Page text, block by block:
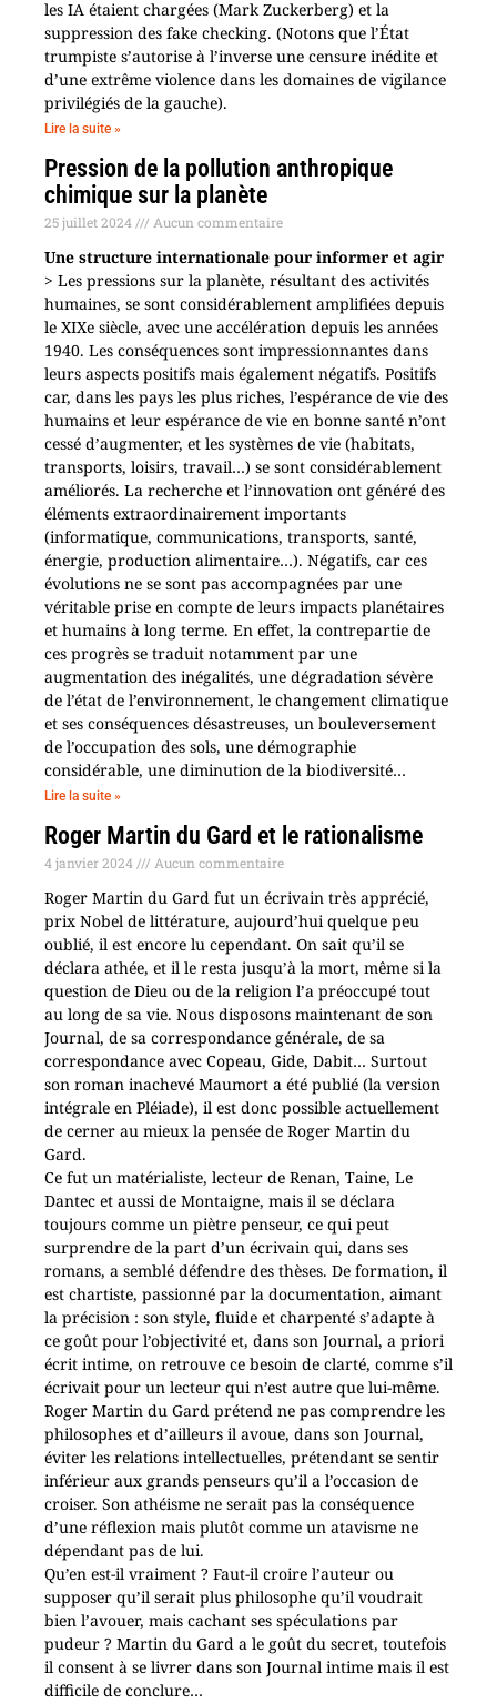
les IA étaient chargées (Mark Zuckerberg) et la
suppression des fake checking. (Notons que l’État
trumpiste s’autorise à l’inverse une censure inédite et
d’une extrême violence dans les domaines de vigilance
privilégiés de la gauche).
Lire la suite »
Pression de la pollution anthropique
chimique sur la planète
25 juillet 2024 Aucun commentaire
Une structure internationale pour informer et agir
> Les pressions sur la planète, résultant des activités
humaines, se sont considérablement amplifiées depuis
le XIXe siècle, avec une accélération depuis les années
1940. Les conséquences sont impressionnantes dans
leurs aspects positifs mais également négatifs. Positifs
car, dans les pays les plus riches, l’espérance de vie des
humains et leur espérance de vie en bonne santé n’ont
cessé d’augmenter, et les systèmes de vie (habitats,
transports, loisirs, travail…) se sont considérablement
améliorés. La recherche et l’innovation ont généré des
éléments extraordinairement importants
(informatique, communications, transports, santé,
énergie, production alimentaire…). Négatifs, car ces
évolutions ne se sont pas accompagnées par une
véritable prise en compte de leurs impacts planétaires
et humains à long terme. En effet, la contrepartie de
ces progrès se traduit notamment par une
augmentation des inégalités, une dégradation sévère
de l’état de l’environnement, le changement climatique
et ses conséquences désastreuses, un bouleversement
de l’occupation des sols, une démographie
considérable, une diminution de la biodiversité…
Lire la suite »
Roger Martin du Gard et le rationalisme
4 janvier 2024 Aucun commentaire
Roger Martin du Gard fut un écrivain très apprécié,
prix Nobel de littérature, aujourd’hui quelque peu
oublié, il est encore lu cependant. On sait qu’il se
déclara athée, et il le resta jusqu’à la mort, même si la
question de Dieu ou de la religion l’a préoccupé tout
au long de sa vie. Nous disposons maintenant de son
Journal, de sa correspondance générale, de sa
correspondance avec Copeau, Gide, Dabit… Surtout
son roman inachevé Maumort a été publié (la version
intégrale en Pléiade), il est donc possible actuellement
de cerner au mieux la pensée de Roger Martin du
Gard.
Ce fut un matérialiste, lecteur de Renan, Taine, Le
Dantec et aussi de Montaigne, mais il se déclara
toujours comme un piètre penseur, ce qui peut
surprendre de la part d’un écrivain qui, dans ses
romans, a semblé défendre des thèses. De formation, il
est chartiste, passionné par la documentation, aimant
la précision : son style, fluide et charpenté s’adapte à
ce goût pour l’objectivité et, dans son Journal, a priori
écrit intime, on retrouve ce besoin de clarté, comme s’il
écrivait pour un lecteur qui n’est autre que lui-même.
Roger Martin du Gard prétend ne pas comprendre les
philosophes et d’ailleurs il avoue, dans son Journal,
éviter les relations intellectuelles, prétendant se sentir
inférieur aux grands penseurs qu’il a l’occasion de
croiser. Son athéisme ne serait pas la conséquence
d’une réflexion mais plutôt comme un atavisme ne
dépendant pas de lui.
Qu’en est-il vraiment ? Faut-il croire l’auteur ou
supposer qu’il serait plus philosophe qu’il voudrait
bien l’avouer, mais cachant ses spéculations par
pudeur ? Martin du Gard a le goût du secret, toutefois
il consent à se livrer dans son Journal intime mais il est
difficile de conclure…